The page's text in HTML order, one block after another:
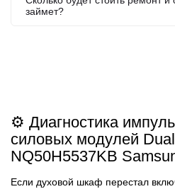
займет?
⚙️ Диагностика
силовых модулей
NQ50H5537KB
Если духовой шкаф перестал